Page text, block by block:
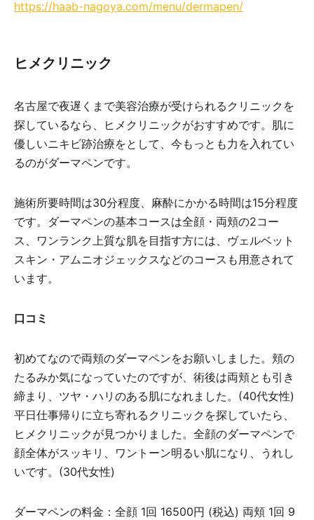
https://haab-nagoya.com/menu/dermapen/
ヒメクリニック
名古屋で夜遅くまで美容治療が受けられるクリニックを
探しているなら、ヒメクリニックがおすすめです。肌に
優しいニキビ跡治療をとして、今もっとも力を入れてい
るのがダーマペンです。
施術所要時間は30分程度、麻酔にかかる時間は15分程度
です。ダーマペンの基本コースは全顔・両頬の2コー
ス、ワンランク上質な肌を目指す方には、ヴェルベット
スキン・アムニオジェックスなどのコースも用意されて
います。
口コミ
初めてなので両頬のダーマペンをお願いしました。頬の
たるみか気になっていたのですが、術後は両頬とも引き
締まり、ツヤ・ハリのある肌になれました。(40代女性)
平日仕事帰りに立ち寄れるクリニックを探していたら、
ヒメクリニックが見つかりました。全顔のダーマペンで
顔全体がスッキリ、ワントーン明るい肌になり、うれし
いです。(30代女性)
ダーマペンの料金：全顔 1回 16500円 (税込) 両頬 1回 9